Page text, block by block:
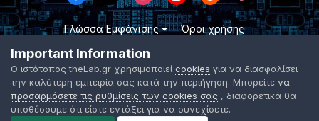
Γλώσσα Εμφάνισης
Όροι χρήσης
TheLab.gr 2003 -
Powered by Invision Community
Important Information
Ο ιστότοπος theLab.gr χρησιμοποιεί cookies για να διασφαλίσει
την καλύτερη εμπειρία σας κατά την περιήγηση. Μπορείτε να
προσαρμόσετε τις ρυθμίσεις των cookies σας , διαφορετικά θα
υποθέσουμε ότι είστε εντάξει για να συνεχίσετε.